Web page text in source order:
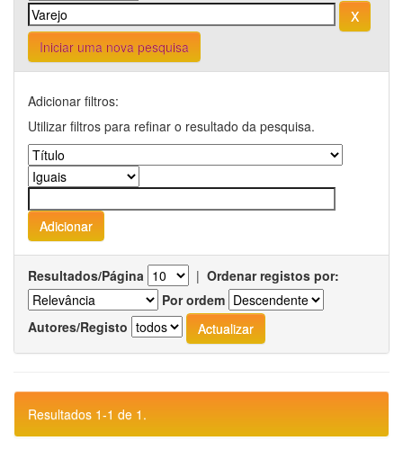
Iniciar uma nova pesquisa
Adicionar filtros:
Utilizar filtros para refinar o resultado da pesquisa.
Resultados/Página | Ordenar registos por:
Por ordem
Autores/Registo
Resultados 1-1 de 1.